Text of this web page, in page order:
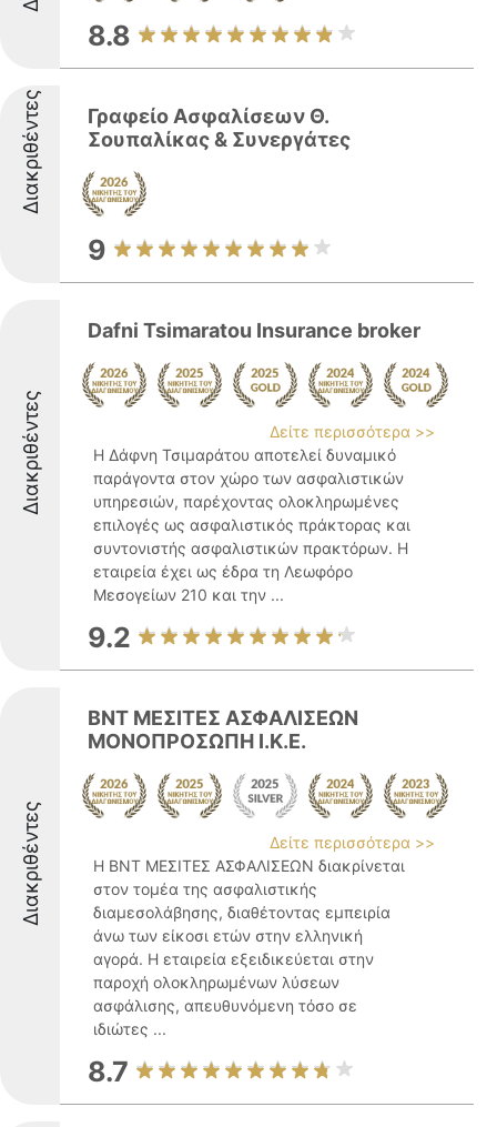
8.8
Διακριθέντες
Γραφείο Ασφαλίσεων Θ.
Σουπαλίκας & Συνεργάτες
9
Διακριθέντες
Dafni Tsimaratou Insurance broker
Δείτε περισσότερα >>
Η Δάφνη Τσιμαράτου αποτελεί δυναμικό
παράγοντα στον χώρο των ασφαλιστικών
υπηρεσιών, παρέχοντας ολοκληρωμένες
επιλογές ως ασφαλιστικός πράκτορας και
συντονιστής ασφαλιστικών πρακτόρων. Η
εταιρεία έχει ως έδρα τη Λεωφόρο
Μεσογείων 210 και την ...
9.2
Διακριθέντες
BNT ΜΕΣΙΤΕΣ ΑΣΦΑΛΙΣΕΩΝ
ΜΟΝΟΠΡΟΣΩΠΗ Ι.Κ.Ε.
Δείτε περισσότερα >>
Η BNT ΜΕΣΙΤΕΣ ΑΣΦΑΛΙΣΕΩΝ διακρίνεται
στον τομέα της ασφαλιστικής
διαμεσολάβησης, διαθέτοντας εμπειρία
άνω των είκοσι ετών στην ελληνική
αγορά. Η εταιρεία εξειδικεύεται στην
παροχή ολοκληρωμένων λύσεων
ασφάλισης, απευθυνόμενη τόσο σε
ιδιώτες ...
8.7